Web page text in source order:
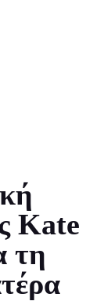
Kate
τη